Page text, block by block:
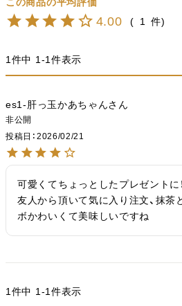
4.00 1
1件中 1-1件表示
es1-肝っ玉かあちゃん
非公開
投稿日
2026/02/21
可愛くてちょっとしたプレゼントに
友人から頂いて気に入り注文、抹茶
ボかわいくて美味しいですね
1件中 1-1件表示